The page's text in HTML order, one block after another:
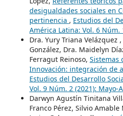
desigualdades sociales en
pertinencia , Estudios del
América Latina: Vol. 6 Núm.
Dra. Yury Triana Velázquez
González, Dra. Maidelyn
Ferragut Reinoso, Sistemas
Innovación: integración de
Estudios del Desarrollo
Vol. 9 Núm. 2 (2021): Mayo-
Darwyn Agustín Tinitana
Franco Pérez, Silvio